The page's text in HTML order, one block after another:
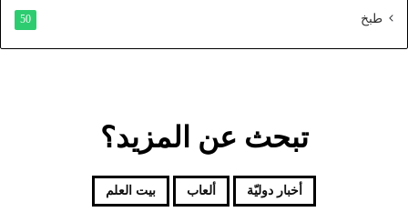
طبخ 50
تبحث عن المزيد؟
أخبار دوليّة ألعاب بيت العلم